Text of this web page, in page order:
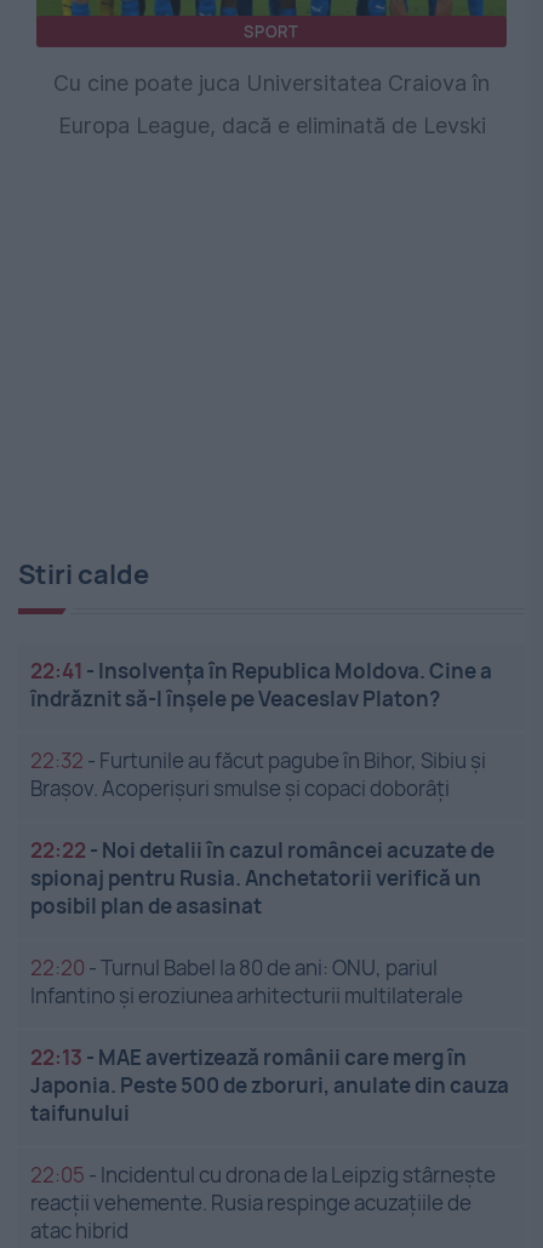
SPORT
Cu cine poate juca Universitatea Craiova în
Europa League, dacă e eliminată de Levski
Stiri calde
22:41 - Insolvenţa în Republica Moldova. Cine a
îndrăznit să-l înşele pe Veaceslav Platon?
22:32 - Furtunile au făcut pagube în Bihor, Sibiu și
Brașov. Acoperișuri smulse și copaci doborâți
22:22 - Noi detalii în cazul româncei acuzate de
spionaj pentru Rusia. Anchetatorii verifică un
posibil plan de asasinat
22:20 -Turnul Babel la 80 de ani: ONU, pariul
Infantino și eroziunea arhitecturii multilaterale
22:13 - MAE avertizează românii care merg în
Japonia. Peste 500 de zboruri, anulate din cauza
taifunului
22:05 - Incidentul cu drona de la Leipzig stârnește
reacții vehemente. Rusia respinge acuzațiile de
atac hibrid